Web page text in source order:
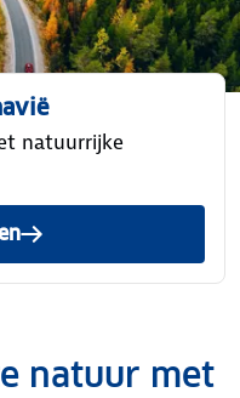
natuurrijke
natuur met